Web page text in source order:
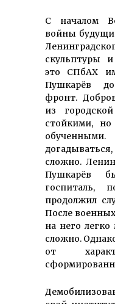
С началом
войны
скульптуры
это СПбАХ
Пушкарёв
фронт.
из
стойкими, но
сложно.
Пушкарёв
госпиталь,
продолжил
После
на него
сложно.
от